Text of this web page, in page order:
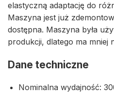
elastyczną adaptację do
Maszyna jest już
dostępna. Maszyna była
produkcji, dlatego ma mniej
Dane techniczne
Nominalna wydajność: